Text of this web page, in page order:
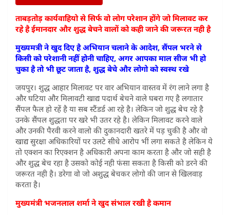
ताबड़तोड़ कार्यवाहियो से सिर्फ वो लोग परेशान होंगे जो मिलावट कर
रहे है ईमानदार और शुद्ध बेचने वालों को कही जाने की जरूरत नही है
मुख्यमत्री ने खुद दिए है अभियान चलाने के आदेश, सैंपल भरने से
किसी को परेशानी नहीं होनी चाहिए, अगर आपका माल सीज भी हो
चुका है तो भी छूट जाता है, शुद्ध बेचे और लोगो को स्वस्थ रखे
जयपुर। शुद्ध आहार मिलावट पर वार अभियान वास्तव में रंग लाने लगा है
और घटिया और मिलावटी खाद्य पदार्थ बेचने वाले घबरा गए है लगातार
सैंपल फैल हो रहें है या सब स्टैंडर्ड आ रहे है। लेकिन जो शुद्ध बेच रहे है
उनके सैंपल शुद्धता पर खरे भी उतर रहे है। लेकिन मिलावट करने वाले
और उनकी पैरवी करने वालो की दुकानदारी खतरे में पड़ चुकी है और वो
खाद्य सुरक्षा अधिकारियों पर उलटे सीधे आरोप भीं लगा सकते है लेकिन ये
तो एक्शन का रिएक्शन है अधिकारी अपना काम करता है और जो सही है
और शुद्ध बेच रहा है उसको कोई नही फंसा सकता है किसी को डरने की
जरूरत नही है। डरेगा वो जो अशुद्ध बेचकर लोगो की जान से खिलवाड़
करता है।
मुख्यमंत्री भजनलाल शर्मा ने खुद संभाल रखी है कमान